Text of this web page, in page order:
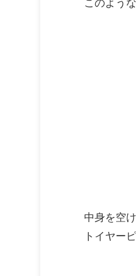
このよう
中身を空
トイヤー